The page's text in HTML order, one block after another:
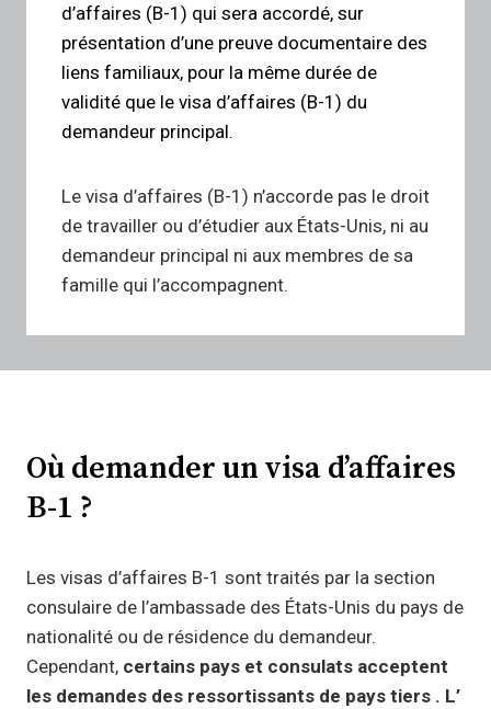
d’affaires (B-1) qui sera accordé, sur
présentation d’une preuve documentaire des
liens familiaux, pour la même durée de
validité que le visa d’affaires (B-1) du
demandeur principal.
Le visa d’affaires (B-1) n’accorde pas le droit
de travailler ou d’étudier aux États-Unis, ni au
demandeur principal ni aux membres de sa
famille qui l’accompagnent.
Où demander un visa d’affaires
B-1 ?
Les visas d’affaires B-1 sont traités par la section
consulaire de l’ambassade des États-Unis du pays de
nationalité ou de résidence du demandeur.
Cependant, certains pays et consulats acceptent
les demandes des ressortissants de pays tiers . L’